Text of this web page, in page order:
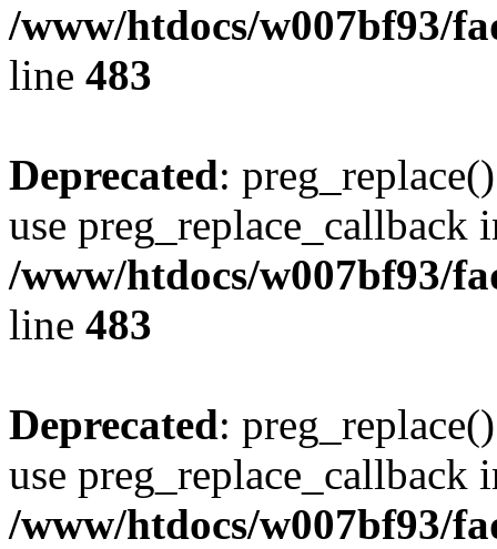
/www/htdocs/w007bf93/
line 483
Deprecated:
use preg_replace_callback
/www/htdocs/w007bf93/
line 483
Deprecated:
use preg_replace_callback
/www/htdocs/w007bf93/